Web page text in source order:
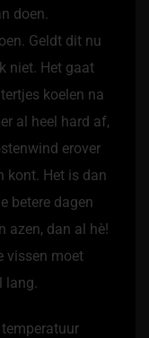
doen.
Geldt dit nu
niet. Het gaat
koelen na
al heel hard af,
erover
kont. Het is dan
betere dagen
azen, dan al hè!
vissen moet
lang.